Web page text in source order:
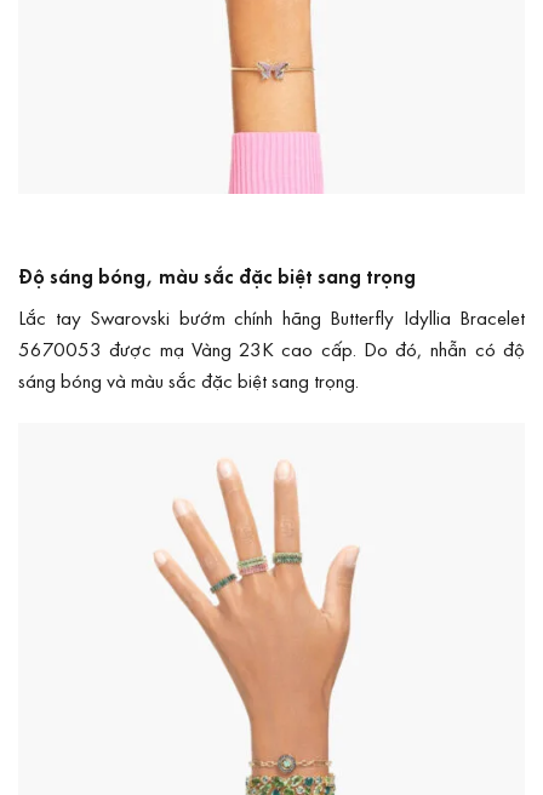
Độ sáng bóng, màu sắc đặc biệt sang trọng
Lắc tay Swarovski bướm chính hãng Butterfly Idyllia Bracelet
5670053 được mạ Vàng 23K cao cấp. Do đó, nhẫn có độ
sáng bóng và màu sắc đặc biệt sang trọng.